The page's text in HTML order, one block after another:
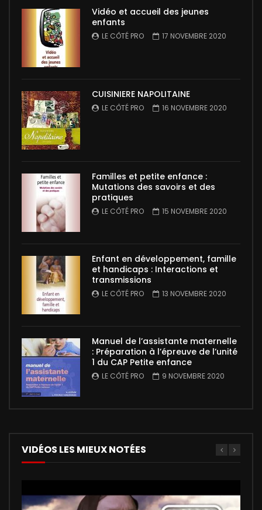
Vidéo et accueil des jeunes
enfants
LE CÔTÉ PRO 17 NOVEMBRE 2020
CUISINIERE NAPOLITAINE
LE CÔTÉ PRO 16 NOVEMBRE 2020
Familles et petite enfance :
Mutations des savoirs et des
pratiques
LE CÔTÉ PRO 15 NOVEMBRE 2020
Enfant en développement, famille
et handicaps : Interactions et
transmissions
LE CÔTÉ PRO 13 NOVEMBRE 2020
Manuel de l’assistante maternelle
: Préparation à l’épreuve de l’unité
1 du CAP Petite enfance
LE CÔTÉ PRO 9 NOVEMBRE 2020
VIDÉOS LES MIEUX NOTÉES